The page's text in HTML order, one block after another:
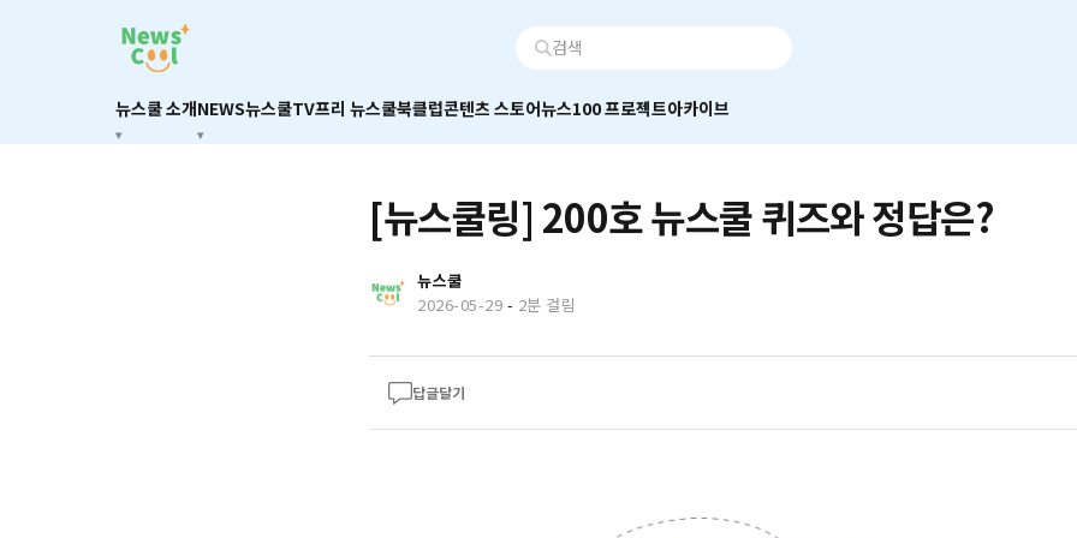
뉴스쿨 소개NEWS뉴스쿨TV프리 뉴스쿨북클럽콘텐츠 스토어뉴스100 프로젝트아카이브
[뉴스쿨링] 200호 뉴스쿨 퀴즈와 정답은?
뉴스쿨
2026-05-29 - 2분 걸림
답글달기